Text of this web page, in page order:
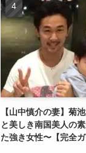
【山中慎介の妻】菊
と美しき南国美人の
た強き女性〜【完全ガ